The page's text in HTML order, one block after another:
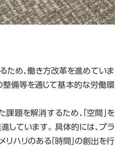
ため、働き方改革を進めていま
整備等を通じて基本的な労働環
題を解消するため、「空間」を
進しています。 具体的には、プラ
ハリのある「時間」の創出を行